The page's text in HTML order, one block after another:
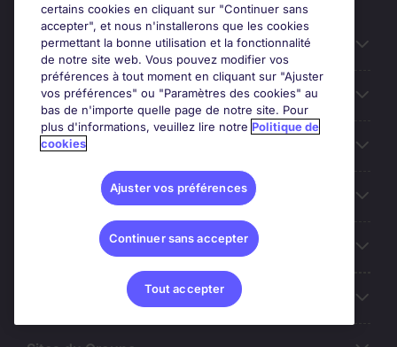
Candidats
Entreprises
Contact
Les avis Google
Nos offres d'emploi
certains cookies en cliquant sur "Continuer sans
accepter", et nous n'installerons que les cookies
permettant la bonne utilisation et la fonctionnalité
de notre site web. Vous pouvez modifier vos
préférences à tout moment en cliquant sur "Ajuster
vos préférences" ou "Paramètres des cookies" au
bas de n'importe quelle page de notre site. Pour
plus d'informations, veuillez lire notre Politique de
cookies
Ajuster vos préférences
Continuer sans accepter
Tout accepter